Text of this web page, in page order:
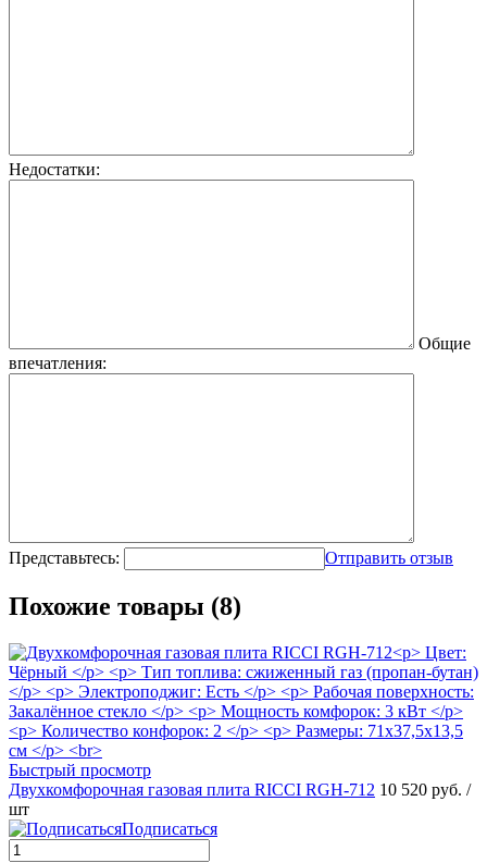
Недостатки:
Общие
впечатления:
Представьтесь: Отправить отзыв
Похожие товары (8)
Быстрый просмотр
Двухкомфорочная газовая плита RICCI RGH-712 10 520 руб. /
шт
Подписаться